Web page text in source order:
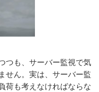
つも、サーバー監視で気
せん。実は、サーバー監
荷も考えなければならな